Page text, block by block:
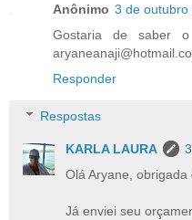
Anônimo 3 de outubro
Gostaria de saber
Responder
Respostas
KARLA LAURA
Olá Aryane, obrigada
Já enviei seu